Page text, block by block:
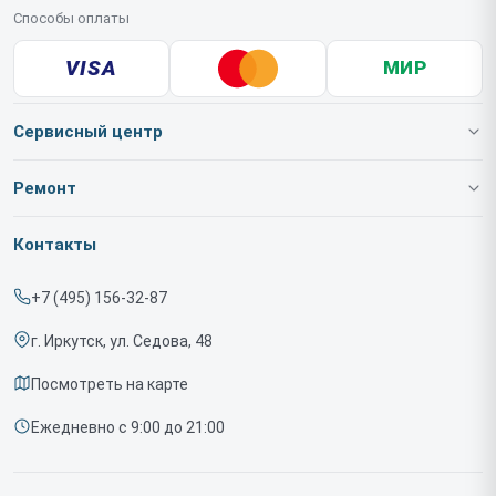
Способы оплаты
VISA МИР
Сервисный центр
О нашем сервисе
Срочный ремонт
Доставка и способы оплаты
Диагностика
Контакты
Ремонт
Тепловизионных очков
Контакты
+7 (495) 156-32-87
г. Иркутск, ул. Седова, 48
Посмотреть на карте
Ежедневно с 9:00 до 21:00